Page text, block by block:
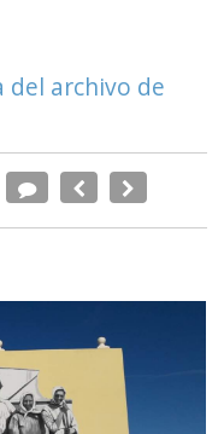
archivo de